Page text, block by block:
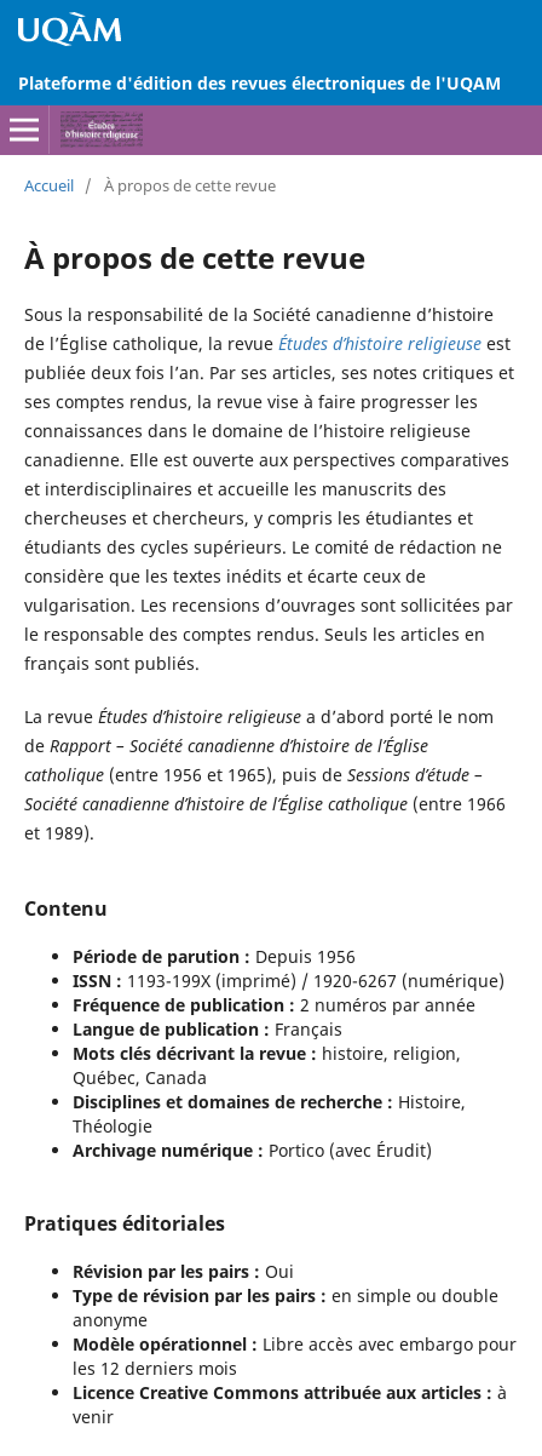
Plateforme d'édition des revues électroniques de l'UQAM
Accueil / À propos de cette revue
À propos de cette revue
Sous la responsabilité de la Société canadienne d’histoire
de l’Église catholique, la revue Études d’histoire religieuseest
publiée deux fois l’an. Par ses articles, ses notes critiques et
ses comptes rendus, la revue vise à faire progresser les
connaissances dans le domaine de l’histoire religieuse
canadienne. Elle est ouverte aux perspectives comparatives
et interdisciplinaires et accueille les manuscrits des
chercheuses et chercheurs, y compris les étudiantes et
étudiants des cycles supérieurs. Le comité de rédaction ne
considère que les textes inédits et écarte ceux de
vulgarisation. Les recensions d’ouvrages sont sollicitées par
le responsable des comptes rendus. Seuls les articles en
français sont publiés.
La revue Études d’histoire religieusea d’abord porté le nom
de Rapport – Société canadienne d’histoire de l’Église
catholique(entre 1956 et 1965), puis de Sessions d’étude –
Société canadienne d’histoire de l’Église catholique(entre 1966
et 1989).
Contenu
Période de parution : Depuis 1956
ISSN : 1193-199X (imprimé) / 1920-6267 (numérique)
Fréquence de publication : 2 numéros par année
Langue de publication : Français
Mots clés décrivant la revue : histoire, religion,
Québec, Canada
Disciplines et domaines de recherche : Histoire,
Théologie
Archivage numérique : Portico (avec Érudit)
Pratiques éditoriales
Révision par les pairs : Oui
Type de révision par les pairs : en simple ou double
anonyme
Modèle opérationnel : Libre accès avec embargo pour
les 12 derniers mois
Licence Creative Commons attribuée aux articles : à
venir